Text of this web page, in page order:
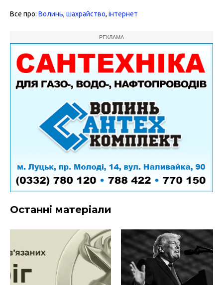
Все про: Волинь, шахрайство, інтернет
РЕКЛАМА
Останні матеріали